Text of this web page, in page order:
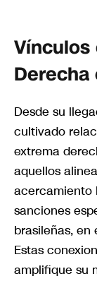
Vínculos
Derecha
Desde su
cultivado
extrema
aquellos
acercamiento
sanciones
brasileñas, en
Estas
amplifique su